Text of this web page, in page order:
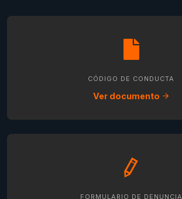
CÓDIGO DE CONDUCTA
Ver documento
FORMULARIO DE DENUNCIA